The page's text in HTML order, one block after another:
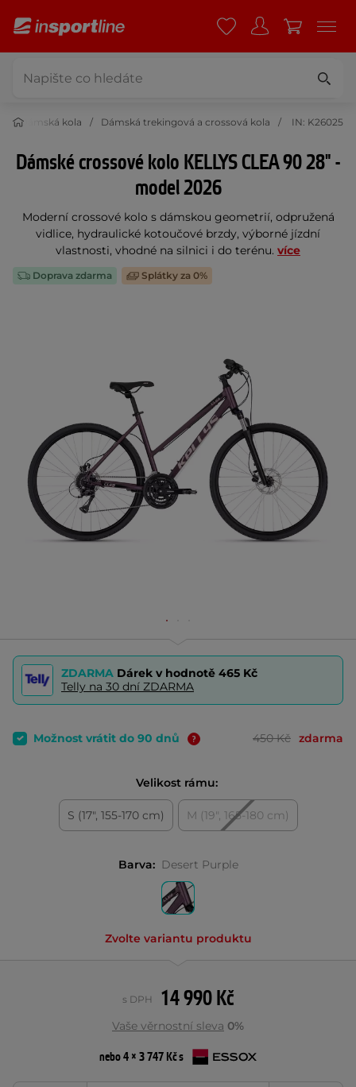
Dámská kola Dámská trekingová a crossová kola IN: K26025
Dámské crossové kolo KELLYS CLEA 90 28" -
model 2026
Moderní crossové kolo s dámskou geometrií, odpružená
vidlice, hydraulické kotoučové brzdy, výborné jízdní
vlastnosti, vhodné na silnici i do terénu. více
Doprava zdarma Splátky za 0%
ZDARMA Dárek v hodnotě 465 Kč
Telly na 30 dní ZDARMA
Možnost vrátit do 90 dnů 450 Kč zdarma
Velikost rámu:
S (17", 155-170 cm) M (19", 165-180 cm)
Barva: Desert Purple
Zvolte variantu produktu
14 990 Kč
s DPH
Vaše věrnostní sleva 0%
nebo 4 × 3 747 Kč s